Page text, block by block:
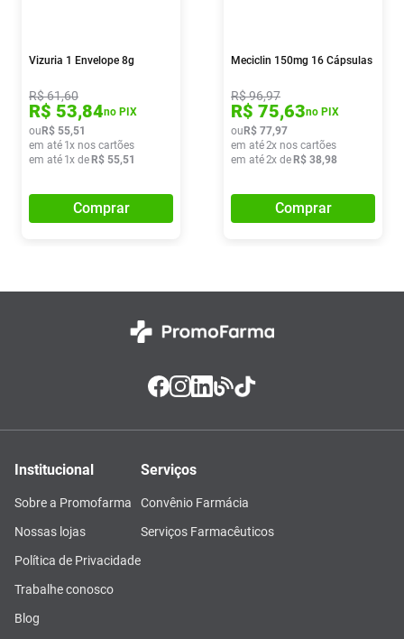
Vizuria 1 Envelope 8g
R$61,60
R$ 53,84no PIX
ou R$ 55,51
em até 1x nos cartões
em até 1x de R$ 55,51
Comprar
Meciclin 150mg 16 Cápsulas
R$96,97
R$ 75,63no PIX
ou R$ 77,97
em até2x nos cartões
em até2x de R$ 38,98
Comprar
Institucional
Sobre a Promofarma
Nossas lojas
Política de Privacidade
Trabalhe conosco
Blog
Serviços
Convênio Farmácia
Serviços Farmacêuticos